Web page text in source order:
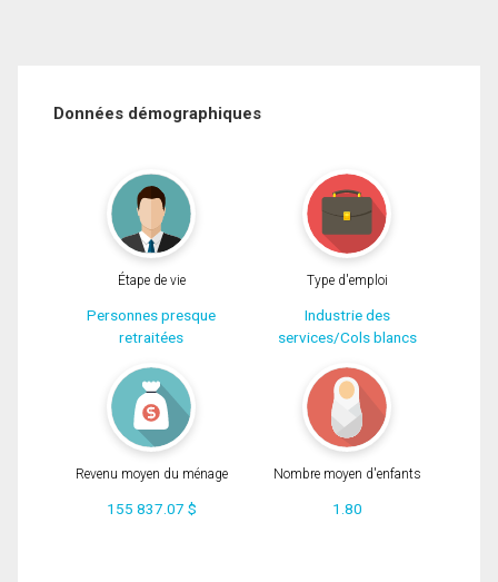
Données démographiques
Étape de vie
Personnes presque
retraitées
Type d'emploi
Industrie des
services/Cols blancs
Revenu moyen du ménage
155 837.07 $
Nombre moyen d'enfants
1.80